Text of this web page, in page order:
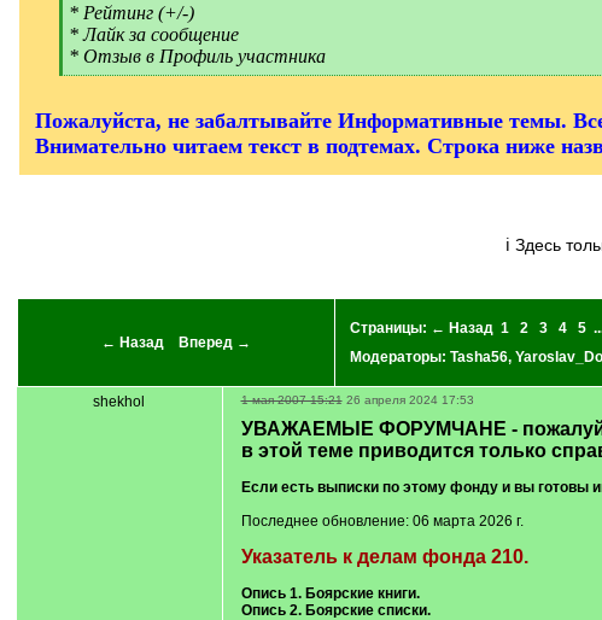
[
q
]
* Рейтинг (+/-)
* Лайк за сообщение
* Отзыв в Профиль участника
[
Пожалуйста, не забалтывайте Информативные темы.
Внимательно читаем текст в подтемах. Строка ниже
ℹ Здесь
← Назад Вперед →
Страницы: ← Назад 1 2 3 4 5
Модераторы: Tasha56,
shekhol 1 мая 2007 15:21 26 апреля 2024 17:53
УВАЖАЕМЫЕ ФОРУМЧАНЕ -
в этой теме приводится только
Если есть выписки по этому фонду и вы готовы
Последнее обновление: 06 марта 2026 г.
Указатель к делам фонда 210.
Опись 1. Боярские книги.
Опись 2. Боярские списки.